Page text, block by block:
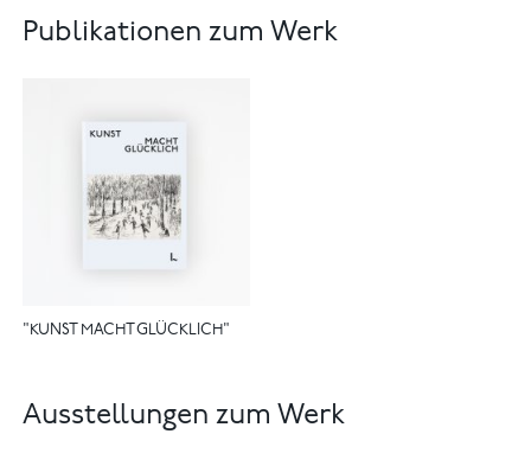
Publikationen zum Werk
"KUNST MACHT GLÜCKLICH"
Ausstellungen zum Werk